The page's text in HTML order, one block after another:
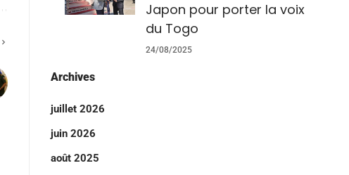
Japon pour porter la voix
du Togo
24/08/2025
Archives
juillet 2026
juin 2026
août 2025